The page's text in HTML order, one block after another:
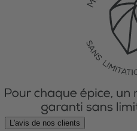
L'avis de nos clients